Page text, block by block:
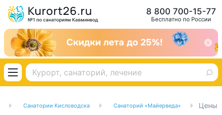
Бесплатно по России
8 800 700-15-77
Санатории Кисловодска Санаторий «Майерведа» Цены